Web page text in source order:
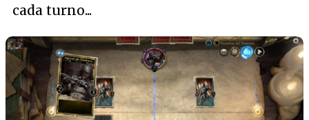
cada turno...